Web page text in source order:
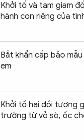
Khởi tố và tạm giam
hành con riêng của
Bắt khẩn cấp bảo
em
Khởi tố hai đối tượng
trường từ vỏ sò, ốc